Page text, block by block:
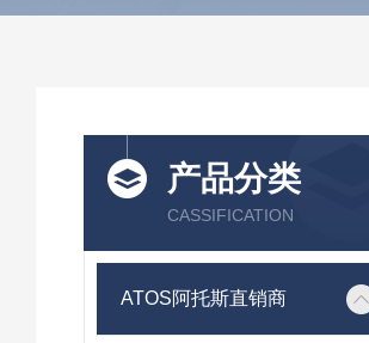
产品分类
CASSIFICATION
ATOS阿托斯直销商